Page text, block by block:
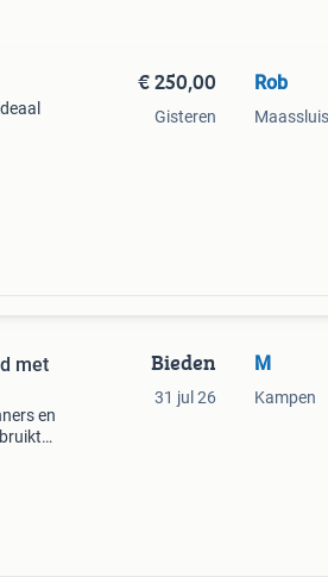
€ 250,00
Gisteren
Rob
Maassluis
met
en
Bieden
31 jul 26
M
Kampen